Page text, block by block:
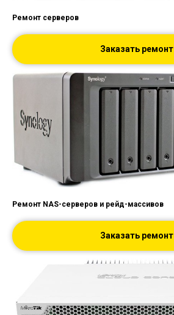
Ремонт серверов
Заказать ремонт
Ремонт NAS-серверов и рейд-массивов
Заказать ремонт